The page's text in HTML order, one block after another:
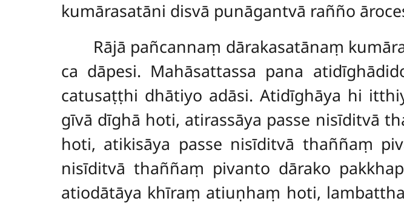
kumārasatāni disvā punāgantvā rañño
Rājā pañcannaṃ dārakasatānaṃ
ca dāpesi. Mahāsattassa pana
catusaṭṭhi dhātiyo adāsi. Atidīghāya hi
gīvā dīghā hoti, atirassāya passe nisīditvā
hoti, atikisāya passe nisīditvā thaññaṃ
nisīditvā thaññaṃ pivanto dārako
atiodātāya khīraṃ atiuṇhaṃ hoti,